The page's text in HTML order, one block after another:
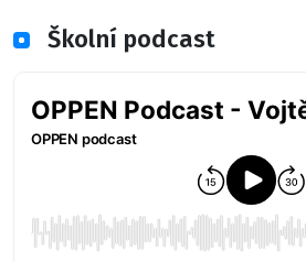
Školní podcast